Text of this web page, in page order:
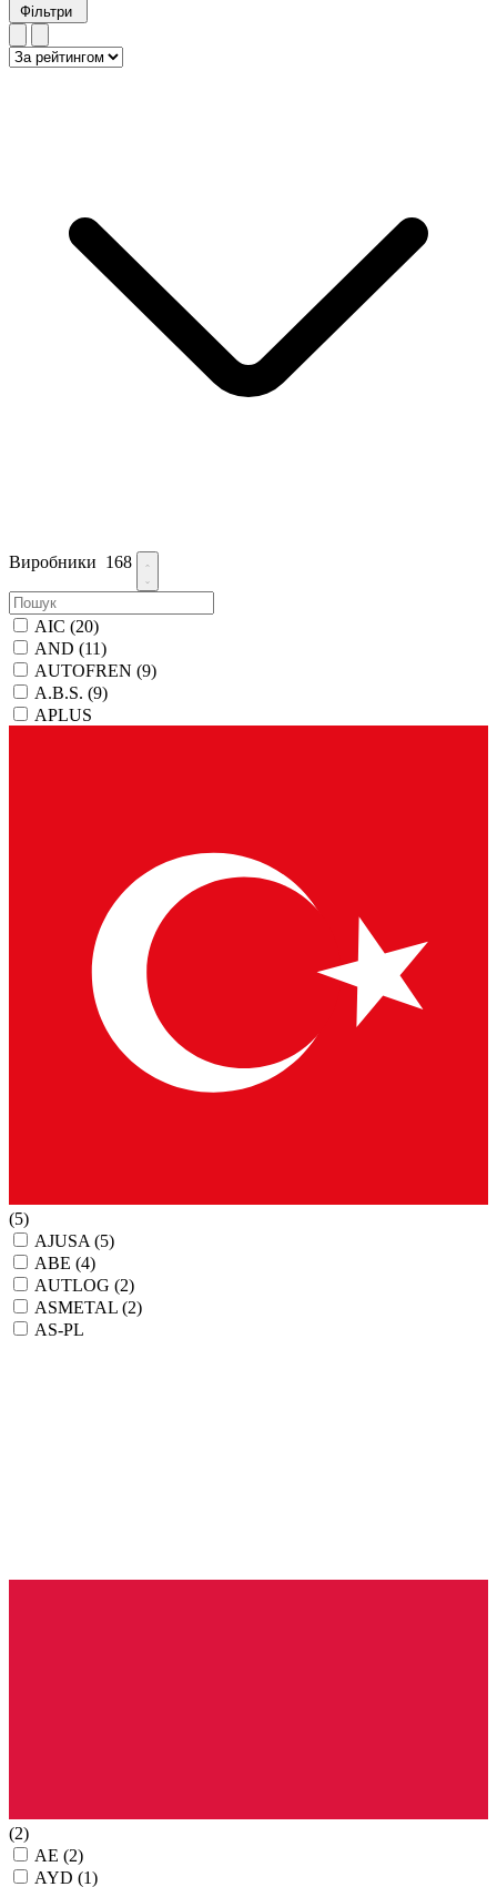
Фільтри
Виробники 168
AIC (20)
AND (11)
AUTOFREN (9)
A.B.S. (9)
APLUS
(5)
AJUSA (5)
ABE (4)
AUTLOG (2)
ASMETAL (2)
AS-PL
(2)
AE (2)
AYD (1)